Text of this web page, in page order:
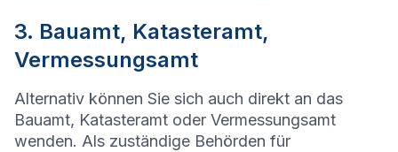
3. Bauamt, Katasteramt,
Vermessungsamt
Alternativ können Sie sich auch direkt an das
Bauamt, Katasteramt oder Vermessungsamt
wenden. Als zuständige Behörden für